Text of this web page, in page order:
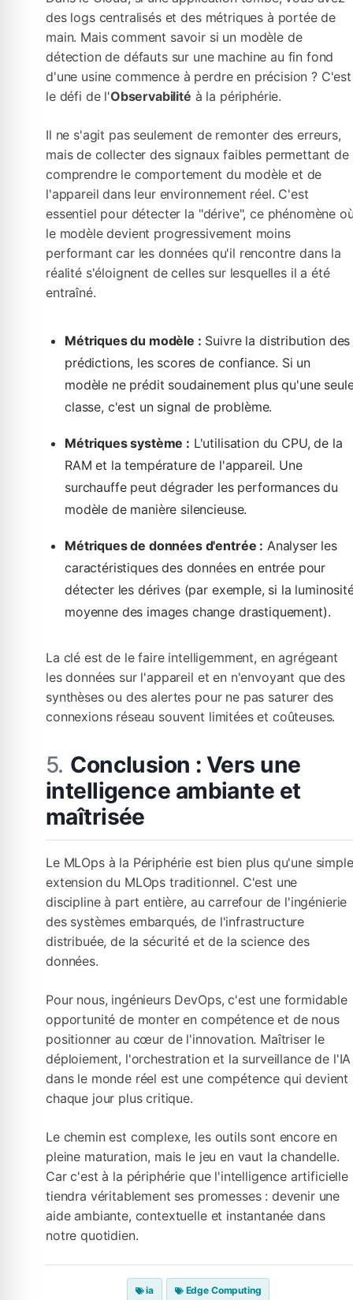
des logs centralisés et des métriques à portée de
main. Mais comment savoir si un modèle de
détection de défauts sur une machine au fin fond
d'une usine commence à perdre en précision ? C'est
le défi de l'Observabilité à la périphérie.
Il ne s'agit pas seulement de remonter des erreurs,
mais de collecter des signaux faibles permettant de
comprendre le comportement du modèle et de
l'appareil dans leur environnement réel. C'est
essentiel pour détecter la "dérive", ce phénomène
le modèle devient progressivement moins
performant car les données qu'il rencontre dans la
réalité s'éloignent de celles sur lesquelles il a été
entraîné.
Métriques du modèle : Suivre la distribution des
prédictions, les scores de confiance. Si un
modèle ne prédit soudainement plus qu'une
classe, c'est un signal de problème.
Métriques système : L'utilisation du CPU, de la
RAM et la température de l'appareil. Une
surchauffe peut dégrader les performances du
modèle de manière silencieuse.
Métriques de données d'entrée : Analyser les
caractéristiques des données en entrée pour
détecter les dérives (par exemple, si la
moyenne des images change drastiquement).
La clé est de le faire intelligemment, en agrégeant
les données sur l'appareil et en n'envoyant que des
synthèses ou des alertes pour ne pas saturer des
connexions réseau souvent limitées et coûteuses.
Conclusion : Vers une
intelligence ambiante et
maîtrisée
Le MLOps à la Périphérie est bien plus qu'une simple
extension du MLOps traditionnel. C'est une
discipline à part entière, au carrefour de l'ingénierie
des systèmes embarqués, de l'infrastructure
distribuée, de la sécurité et de la science des
données.
Pour nous, ingénieurs DevOps, c'est une formidable
opportunité de monter en compétence et de nous
positionner au cœur de l'innovation. Maîtriser le
déploiement, l'orchestration et la surveillance de l'IA
dans le monde réel est une compétence qui devient
chaque jour plus critique.
Le chemin est complexe, les outils sont encore en
pleine maturation, mais le jeu en vaut la chandelle.
Car c'est à la périphérie que l'intelligence artificielle
tiendra véritablement ses promesses : devenir une
aide ambiante, contextuelle et instantanée dans
notre quotidien.
ia Edge Computing